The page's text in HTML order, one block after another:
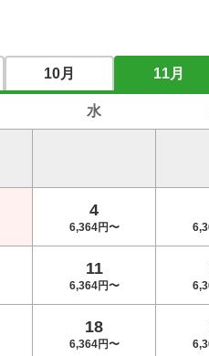
10月 11月
水
4
6,364円〜
11
6,364円〜
18
6,364円〜